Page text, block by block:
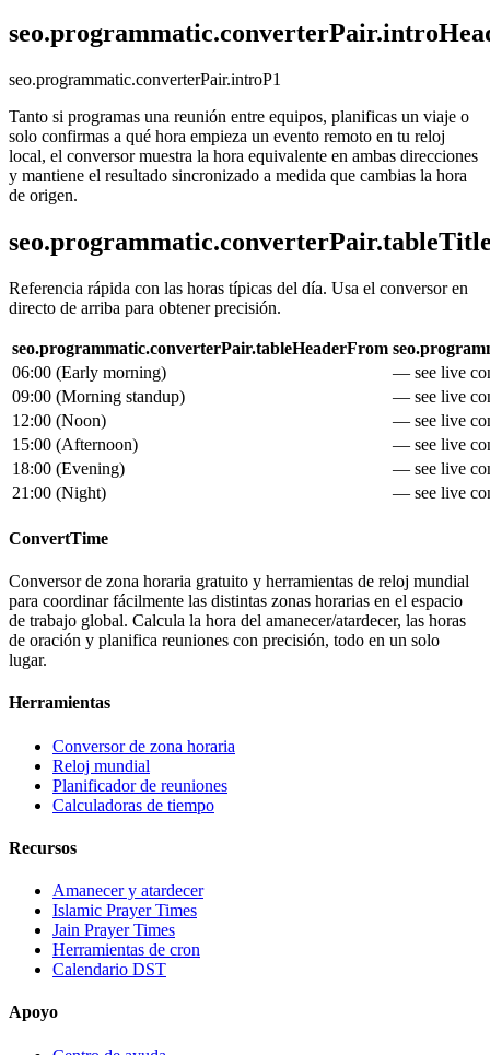
seo.programmatic.converterPair.introP1
Tanto si programas una reunión entre equipos, planificas un viaje o
solo confirmas a qué hora empieza un evento remoto en tu reloj
local, el conversor muestra la hora equivalente en ambas direcciones
y mantiene el resultado sincronizado a medida que cambias la hora
de origen.
Referencia rápida con las horas típicas del día. Usa el conversor en
directo de arriba para obtener precisión.
seo.programmatic.converterPair.tableHeaderFrom
06:00 (Early morning)
— see live
09:00 (Morning standup)
— see live
12:00 (Noon)
— see live
15:00 (Afternoon)
— see live
18:00 (Evening)
— see live
21:00 (Night) — see live
ConvertTime
Conversor de zona horaria gratuito y herramientas de reloj mundial
para coordinar fácilmente las distintas zonas horarias en el espacio
de trabajo global. Calcula la hora del amanecer/atardecer, las horas
de oración y planifica reuniones con precisión, todo en un solo
lugar.
Herramientas
Conversor de zona horaria
Reloj mundial
Planificador de reuniones
Calculadoras de tiempo
Recursos
Amanecer y atardecer
Islamic Prayer Times
Jain Prayer Times
Herramientas de cron
Calendario DST
Apoyo